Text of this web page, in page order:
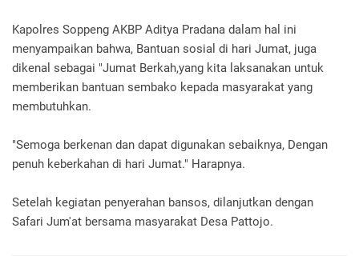
Kapolres Soppeng AKBP Aditya Pradana dalam hal ini
menyampaikan bahwa, Bantuan sosial di hari Jumat, juga
dikenal sebagai "Jumat Berkah,yang kita laksanakan untuk
memberikan bantuan sembako kepada masyarakat yang
membutuhkan.
"Semoga berkenan dan dapat digunakan sebaiknya, Dengan
penuh keberkahan di hari Jumat." Harapnya.
Setelah kegiatan penyerahan bansos, dilanjutkan dengan
Safari Jum'at bersama masyarakat Desa Pattojo.